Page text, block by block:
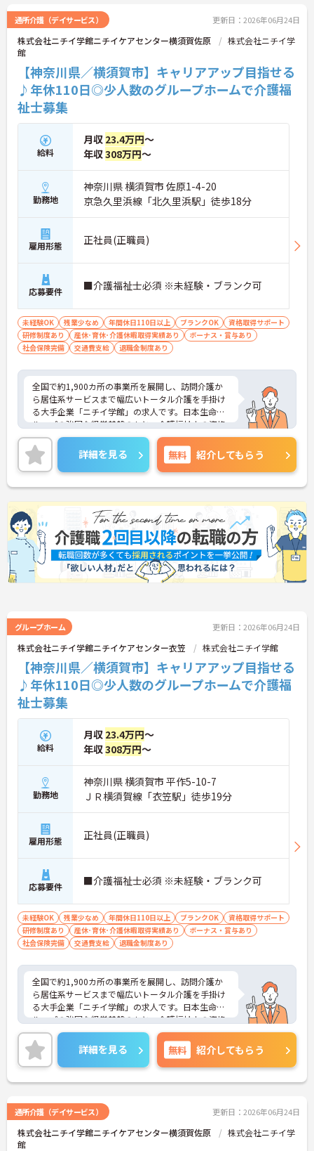
通所介護（デイサービス） 更新日：2026年06月24日
株式会社ニチイ学館ニチイケアセンター横須賀佐原
株式会社ニチイ学
館
【神奈川県／横須賀市】キャリアアップ目指せる
♪年休110日◎少人数のグループホームで介護福
祉士募集
給料
月収 23.4万円～
年収308万円～
勤務地
神奈川県 横須賀市 佐原1-4-20
京急久里浜線「北久里浜駅」徒歩18分
雇用形態 正社員(正職員)
応募要件 ■介護福祉士必須 ※未経験・ブランク可
未経験OK 残業少なめ 年間休日110日以上 ブランクOK
資格取得サポート
研修制度あり
産休･育休･介護休暇取得実績あり
ボーナス・賞与あり
社会保険完備
交通費支給 退職金制度あり
全国で約1,900カ所の事業所を展開し、訪問介護か
ら居住系サービスまで幅広いトータル介護を手掛け
る大手企業「ニチイ学館」の求人です。日本生命グ
ループの強固な経営基盤のもと、介護福祉士の資格
を最大限に活かしてキャリアアップできる環境が整
っています。毎月1万8000円の資格手当が支給され
るだけでなく、将来的にサービス管理者や拠点管理
者、ケアマネジャーへと進むための「サービス管理
者研修」等の充実した支援制度が魅力です。20～30
代が成長を実感できる明確なキャリアマップがある
一方で、40～60代の方も安心できる最大2万円の勤
続年数手当や退職金制度などの福利厚生を完備して
います。企業主導型保育所の利用や10～18歳のお子
様への子ども手当などライフステージの変化にも対
応しており、グループホームでの1対1の丁寧なケア
という現場のやりがいを感じながら、確かなキャリ
＜介護福祉士の資格を活かし、さらなる高みを目指
せる環境です＞大手ならではの丁寧な拠点研修や半
年間のOJTがあり、新しい職場への不安をしっかり
解消できます。1ユニット9名の少人数制グループホ
ームのため、お客様と1対1で深く関わるケアが叶う
のも大きな魅力。ゆくゆくはサービス管理者研修を
受講し、施設長やケアマネジャーへステップアップ
＜手厚い子育て支援！プライベートも大切にできる
環境＞ 「ワークライフバランスを重視する方にも大
変おすすめの求人です。希望を考慮したシフト作成
や半日単位で取得できる有給休暇など、無理なく働
ける体制が整っています。特に子育て支援が手厚
く、10～18歳のお子様を対象とした『子ども手当』
や、企業主導型保育所の利用手当（月1万円）など
も充実！ご家族の急な体調不良時には家族愛休暇も
利用でき、ライフステージが変わっても安心のサポ
ート体制です。
詳細を見る 無料 紹介してもらう
グループホーム 更新日：2026年06月24日
株式会社ニチイ学館ニチイケアセンター衣笠 株式会社ニチイ学館
【神奈川県／横須賀市】キャリアアップ目指せる
♪年休110日◎少人数のグループホームで介護福
祉士募集
給料
月収 23.4万円～
年収308万円～
勤務地
神奈川県 横須賀市 平作5-10-7
ＪＲ横須賀線「衣笠駅」徒歩19分
雇用形態 正社員(正職員)
応募要件 ■介護福祉士必須 ※未経験・ブランク可
未経験OK 残業少なめ 年間休日110日以上 ブランクOK
資格取得サポート
研修制度あり
産休･育休･介護休暇取得実績あり
ボーナス・賞与あり
社会保険完備
交通費支給 退職金制度あり
全国で約1,900カ所の事業所を展開し、訪問介護か
ら居住系サービスまで幅広いトータル介護を手掛け
る大手企業「ニチイ学館」の求人です。日本生命グ
ループの強固な経営基盤のもと、介護福祉士の資格
を最大限に活かしてキャリアアップできる環境が整
っています。毎月1万8000円の資格手当が支給され
るだけでなく、将来的にサービス管理者や拠点管理
者、ケアマネジャーへと進むための「サービス管理
者研修」等の充実した支援制度が魅力です。20～30
一方で、40～60代の方も安心できる最大2万円の勤
続年数手当や退職金制度などの福利厚生を完備して
います。企業主導型保育所の利用や10～18歳のお子
詳細を見る 無料 紹介してもらう
通所介護（デイサービス） 更新日：2026年06月24日
株式会社ニチイ学館ニチイケアセンター横須賀佐原
株式会社ニチイ学
館